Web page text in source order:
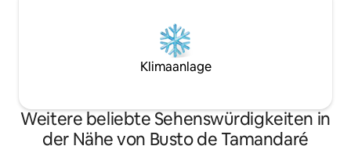
Klimaanlage
Weitere beliebte Sehenswürdigkeiten in
der Nähe von Busto de Tamandaré